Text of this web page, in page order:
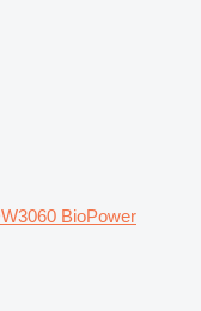
BioPower